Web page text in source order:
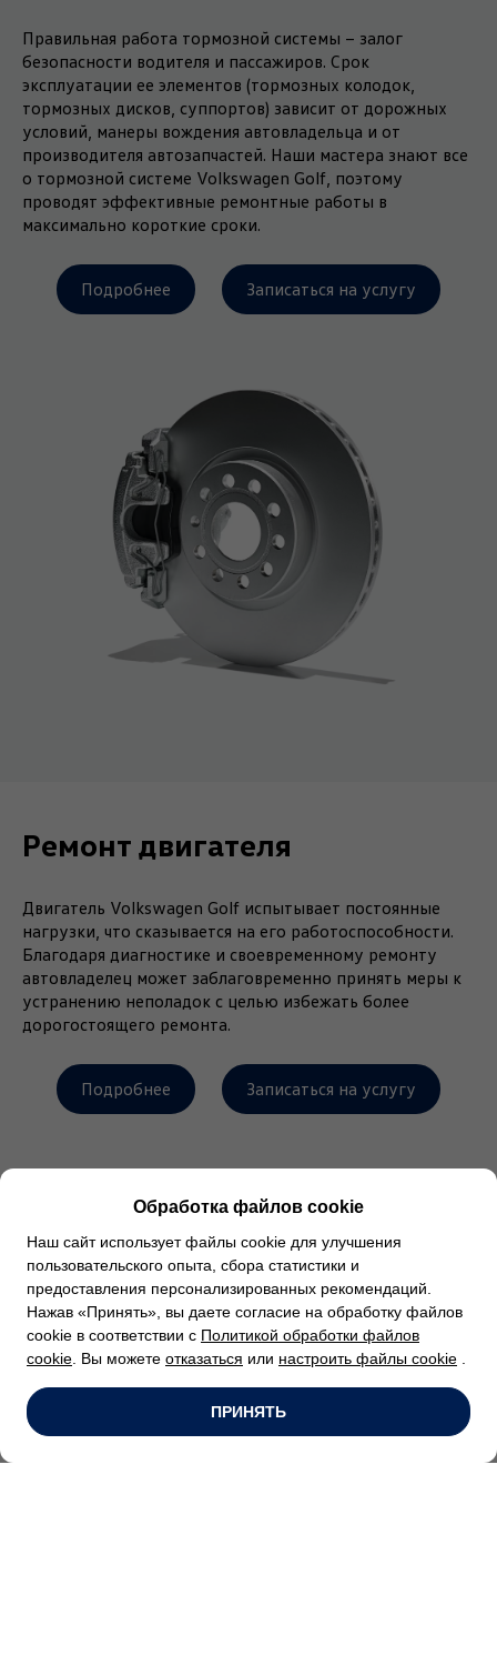
Правильная работа тормозной системы − залог
безопасности водителя и пассажиров. Срок
эксплуатации ее элементов (тормозных колодок,
тормозных дисков, суппортов) зависит от дорожных
условий, манеры вождения автовладельца и от
производителя автозапчастей. Наши мастера знают все
о тормозной системе Volkswagen Golf, поэтому
проводят эффективные ремонтные работы в
максимально короткие сроки.
Подробнее Записаться на услугу
Ремонт двигателя
Двигатель Volkswagen Golf испытывает постоянные
нагрузки, что сказывается на его работоспособности.
Благодаря диагностике и своевременному ремонту
автовладелец может заблаговременно принять меры к
устранению неполадок с целью избежать более
дорогостоящего ремонта.
Подробнее Записаться на услугу
Обработка файлов cookie
Наш сайт использует файлы cookie для улучшения
пользовательского опыта, сбора статистики и
предоставления персонализированных рекомендаций.
Нажав «Принять», вы даете согласие на обработку файлов
cookie в соответствии с Политикой обработки файлов
cookie . Вы можете отказаться или настроить файлы cookie
ПРИНЯТЬ